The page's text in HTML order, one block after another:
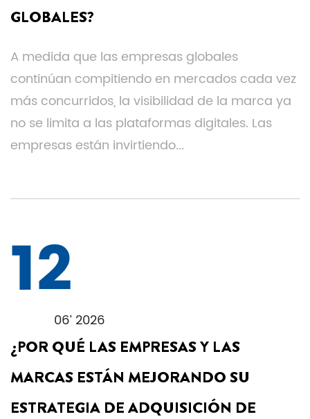
GLOBALES?
A medida que las empresas globales
continúan compitiendo en mercados cada vez
más concurridos, la visibilidad de la marca ya
no se limita a las plataformas digitales. Las
empresas están invirtiendo...
1206’ 2026
¿POR QUÉ LAS EMPRESAS Y LAS
MARCAS ESTÁN MEJORANDO SU
ESTRATEGIA DE ADQUISICIÓN DE